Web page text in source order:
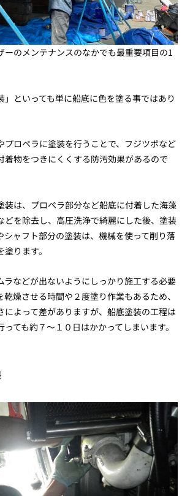
ーのメンテナンスのなかでも最重要項目の1
」といっても単に船底に色を塗る事ではあり
プロペラに塗装を行うことで、フジツボなど
着物をつきにくくする防汚効果があるので
装は、プロペラ部分など船底に付着した海藻
どを除去し、高圧洗浄で綺麗にした後、塗装
シャフト部分の塗装は、機械を使って削り落
ります。
ラなどが出ないようにしっかり施工する必要
燥させる時間や２度塗り作業もあるため、
によって差がありますが、船底塗装の工程は
っても約７～１０日はかかってしまいます。